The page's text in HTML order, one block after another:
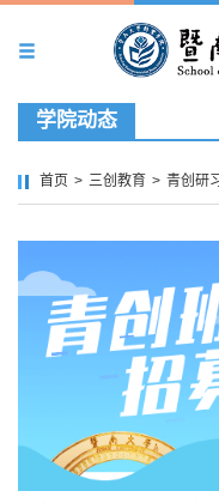
学院动态
首页 > 三创教育 > 青创研